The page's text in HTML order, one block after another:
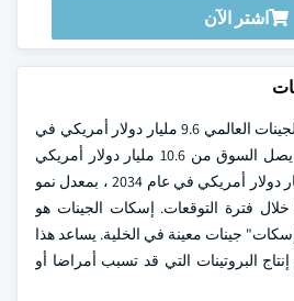
اشتر الآن
بلغت قيمة سوق إسكات الجينات العالمي 9.6 مليار دولار أمريكي في
عام 2024. من المتوقع أن يصل السوق من 10.6 مليار دولار أمريكي
في عام 2025 إلى 28.5 مليار دولار أمريكي في عام 2034 ، بمعدل نمو
مركب قدره 11.6٪ خلال فترة التوقعات. إسكات الجينات هو
جينات معينة في الخلية. يساعد هذا
البروتينات التي قد تسبب أمراضا أو